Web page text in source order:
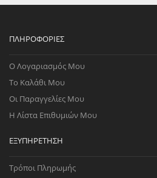
ΠΛΗΡΟΦΟΡΊΕΣ
Ο Λογαριασμός Μου
Το Καλάθι Μου
Οι Παραγγελίες Μου
Η Λίστα Επιθυμιών Μου
ΕΞΥΠΗΡΈΤΗΣΗ
Τρόποι Πληρωμής